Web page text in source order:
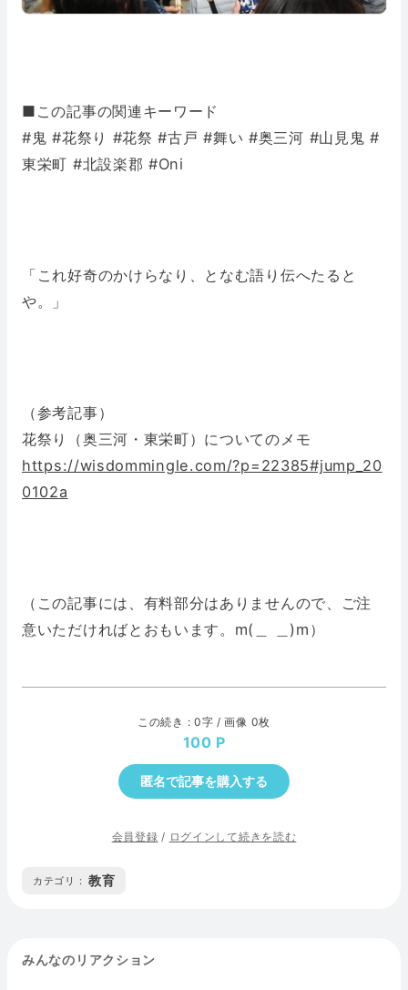
■この記事の関連キーワード
#鬼 #花祭り #花祭 #古戸 #舞い #奥三河 #山見鬼 #
東栄町 #北設楽郡 #Oni
「これ好奇のかけらなり、となむ語り伝へたると
や。」
（参考記事）
花祭り（奥三河・東栄町）についてのメモ
https://wisdommingle.com/?p=22385#jump_20
0102a
（この記事には、有料部分はありませんので、ご注
意いただければとおもいます。m(＿ ＿)m）
この続き : 0字 / 画像 0枚
100
匿名で記事を購入する
会員登録 / ログインして続きを読む
カテゴリ : 教育
みんなのリアクション